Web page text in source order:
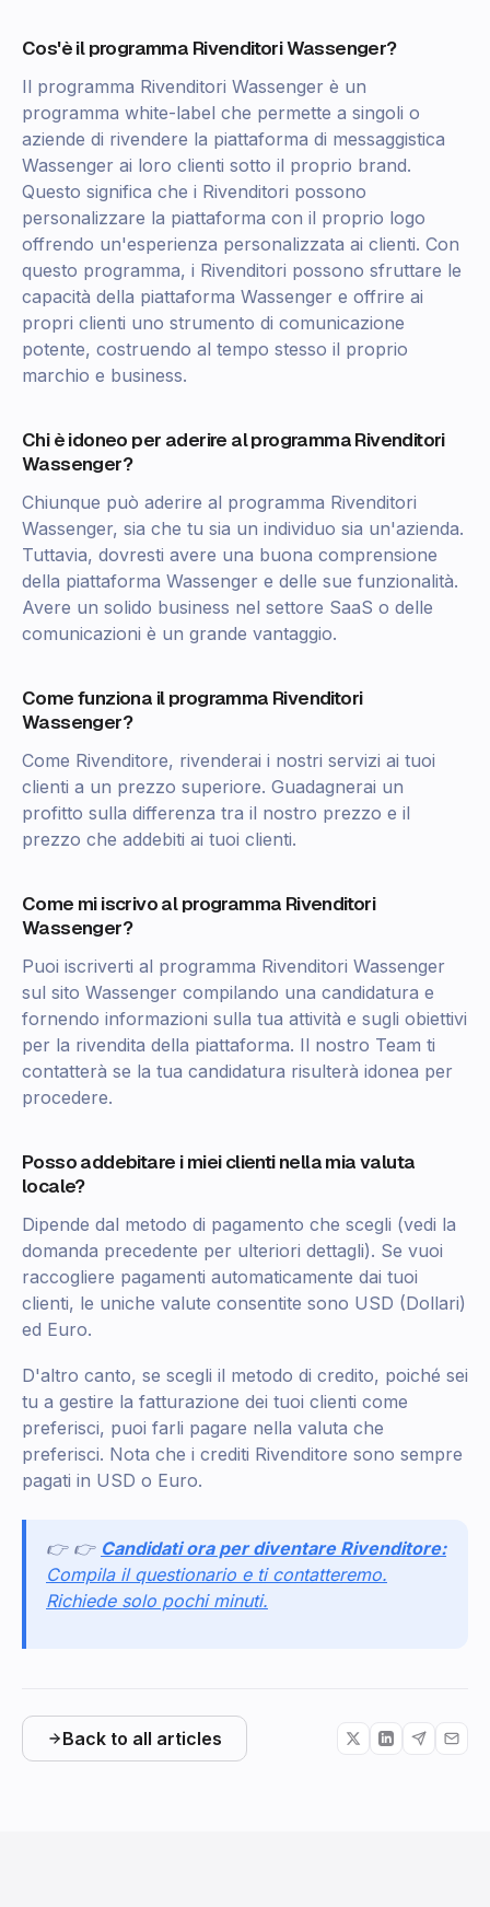
Cos'è il programma Rivenditori Wassenger?
Il programma Rivenditori Wassenger è un
programma white-label che permette a singoli o
aziende di rivendere la piattaforma di messaggistica
Wassenger ai loro clienti sotto il proprio brand.
Questo significa che i Rivenditori possono
personalizzare la piattaforma con il proprio logo
offrendo un'esperienza personalizzata ai clienti. Con
questo programma, i Rivenditori possono sfruttare le
capacità della piattaforma Wassenger e offrire ai
propri clienti uno strumento di comunicazione
potente, costruendo al tempo stesso il proprio
marchio e business.
Chi è idoneo per aderire al programma Rivenditori
Wassenger?
Chiunque può aderire al programma Rivenditori
Wassenger, sia che tu sia un individuo sia un'azienda.
Tuttavia, dovresti avere una buona comprensione
della piattaforma Wassenger e delle sue funzionalità.
Avere un solido business nel settore SaaS o delle
comunicazioni è un grande vantaggio.
Come funziona il programma Rivenditori
Wassenger?
Come Rivenditore, rivenderai i nostri servizi ai tuoi
clienti a un prezzo superiore. Guadagnerai un
profitto sulla differenza tra il nostro prezzo e il
prezzo che addebiti ai tuoi clienti.
Come mi iscrivo al programma Rivenditori
Wassenger?
Puoi iscriverti al programma Rivenditori Wassenger
sul sito Wassenger compilando una candidatura e
fornendo informazioni sulla tua attività e sugli obiettivi
per la rivendita della piattaforma. Il nostro Team ti
contatterà se la tua candidatura risulterà idonea per
procedere.
Posso addebitare i miei clienti nella mia valuta
locale?
Dipende dal metodo di pagamento che scegli (vedi la
domanda precedente per ulteriori dettagli). Se vuoi
raccogliere pagamenti automaticamente dai tuoi
clienti, le uniche valute consentite sono USD (Dollari)
ed Euro.
D'altro canto, se scegli il metodo di credito, poiché sei
tu a gestire la fatturazione dei tuoi clienti come
preferisci, puoi farli pagare nella valuta che
preferisci. Nota che i crediti Rivenditore sono sempre
pagati in USD o Euro.
👉 👉 Candidati ora per diventare Rivenditore:
Compila il questionario e ti contatteremo.
Richiede solo pochi minuti.
Back to all articles